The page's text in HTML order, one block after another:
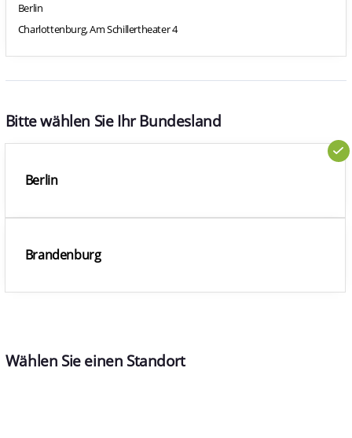
Bitte wählen Sie Ihr Bundesland
Berlin
Brandenburg
Wählen Sie einen Standort
Berlin
Charlottenburg, Am Schillertheater 4